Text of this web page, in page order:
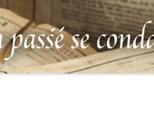
AUX MORTS VIRTUEL
FRANCO-ALLEMANDE
1871